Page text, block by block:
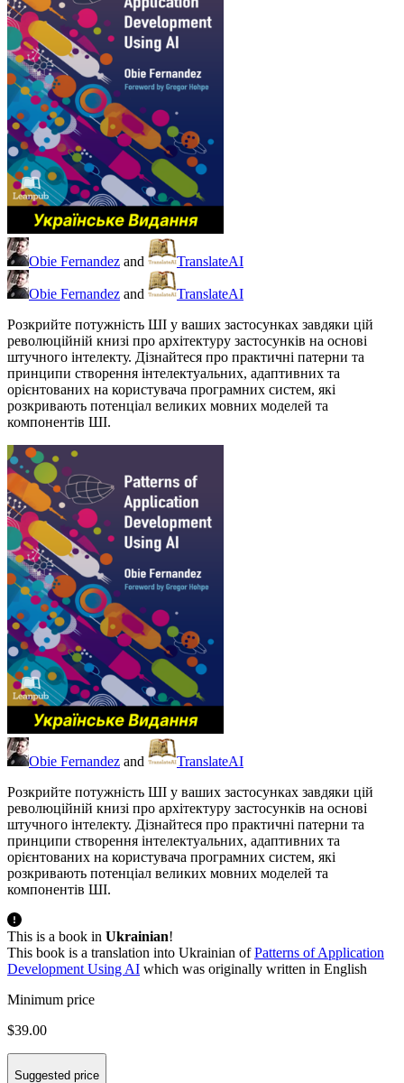
Obie Fernandez and TranslateAI
Obie Fernandez and
TranslateAI
Розкрийте потужність ШІ у ваших застосунках завдяки цій
революційній книзі про архітектуру застосунків на основі
штучного інтелекту. Дізнайтеся про практичні патерни та
принципи створення інтелектуальних, адаптивних та
орієнтованих на користувача програмних систем, які
розкривають потенціал великих мовних моделей та
компонентів ШІ.
Obie Fernandez and
TranslateAI
Розкрийте потужність ШІ у ваших застосунках завдяки цій
революційній книзі про архітектуру застосунків на основі
штучного інтелекту. Дізнайтеся про практичні патерни та
принципи створення інтелектуальних, адаптивних та
орієнтованих на користувача програмних систем, які
розкривають потенціал великих мовних моделей та
компонентів ШІ.
This is a book in Ukrainian!
This book is a translation into Ukrainian ofPatterns of Application
Development Using AI which was originally written in English
Minimum price
$39.00
Suggested price